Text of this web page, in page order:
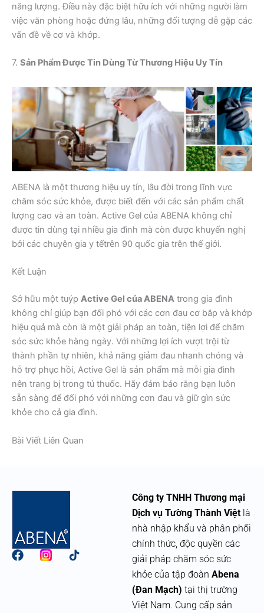
năng lượng. Điều này đặc biệt hữu ích với những người làm
việc văn phòng hoặc đứng lâu, những đối tượng dễ gặp các
vấn đề về cơ và khớp.
7. Sản Phẩm Được Tin Dùng Từ Thương Hiệu Uy Tín
ABENA là một thương hiệu uy tín, lâu đời trong lĩnh vực
chăm sóc sức khỏe, được biết đến với các sản phẩm chất
lượng cao và an toàn. Active Gel của ABENA không chỉ
được tin dùng tại nhiều gia đình mà còn được khuyến nghị
bởi các chuyên gia y tếtrên 90 quốc gia trên thế giới.
Kết Luận
Sở hữu một tuýp Active Gel của ABENA trong gia đình
không chỉ giúp bạn đối phó với các cơn đau cơ bắp và khớp
hiệu quả mà còn là một giải pháp an toàn, tiện lợi để chăm
sóc sức khỏe hàng ngày. Với những lợi ích vượt trội từ
thành phần tự nhiên, khả năng giảm đau nhanh chóng và
hỗ trợ phục hồi, Active Gel là sản phẩm mà mỗi gia đình
nên trang bị trong tủ thuốc. Hãy đảm bảo rằng bạn luôn
sẵn sàng để đối phó với những cơn đau và giữ gìn sức
khỏe cho cả gia đình.
Bài Viết Liên Quan
F
Công ty TNHH Thương mại
Dịch vụ Tường Thành Việtlà
nhà nhập khẩu và phân phối
chính thức, độc quyền các
giải pháp chăm sóc sức
khỏe của tập đoàn Abena
(Đan Mạch) tại thị trường
Việt Nam. Cung cấp sản